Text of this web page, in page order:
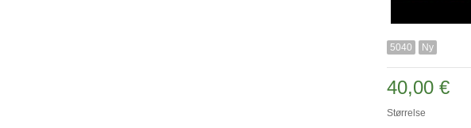
5040 Ny
40,00 €
Størrelse